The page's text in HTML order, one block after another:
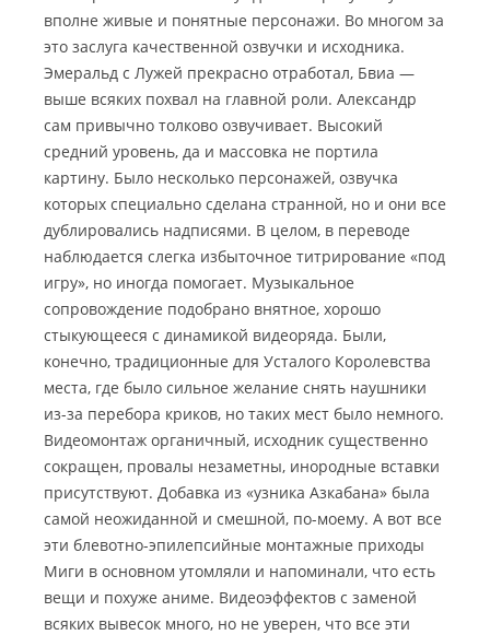
вполне живые и понятные персонажи. Во многом за
это заслуга качественной озвучки и исходника.
Эмеральд с Лужей прекрасно отработал, Бвиа —
выше всяких похвал на главной роли. Александр
сам привычно толково озвучивает. Высокий
средний уровень, да и массовка не портила
картину. Было несколько персонажей, озвучка
которых специально сделана странной, но и они все
дублировались надписями. В целом, в переводе
наблюдается слегка избыточное титрирование «под
игру», но иногда помогает. Музыкальное
сопровождение подобрано внятное, хорошо
стыкующееся с динамикой видеоряда. Были,
конечно, традиционные для Усталого Королевства
места, где было сильное желание снять наушники
из-за перебора криков, но таких мест было немного.
Видеомонтаж органичный, исходник существенно
сокращен, провалы незаметны, инородные вставки
присутствуют. Добавка из «узника Азкабана» была
самой неожиданной и смешной, по-моему. А вот все
эти блевотно-эпилепсийные монтажные приходы
Миги в основном утомляли и напоминали, что есть
вещи и похуже аниме. Видеоэффектов с заменой
всяких вывесок много, но не уверен, что все эти